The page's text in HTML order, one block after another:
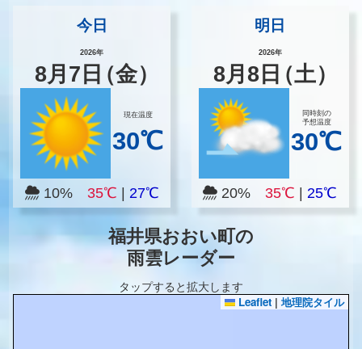
今日
2026年
8月 7 日（金）
現在温度
30℃
10% 35℃ 27℃
明日
2026年
8月8 日（土）
同時刻の
予想温度
30℃
20%35℃ |25℃
福井県おおい町の
雨雲レーダー
タップすると拡大します
Leaflet | 地理院タイル